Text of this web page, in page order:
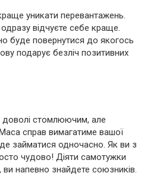
уникати перевантажень.
одразу відчуєте себе краще.
буде повернутися до якогось
подарує безліч позитивних
доволі стомлюючим, але
справ вимагатиме вашої
займатися одночасно. Як ви з
чудово! Діяти самотужки
напевно знайдете союзників.